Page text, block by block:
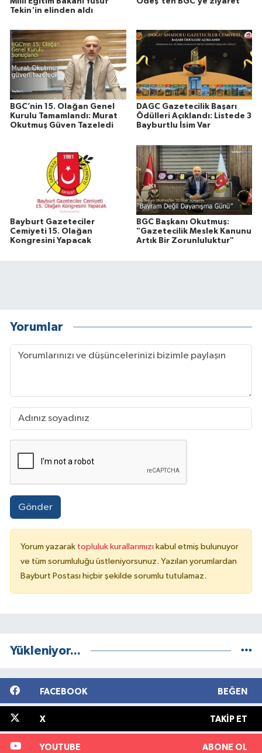
Tekin'in elinden aldı
BGC’nin 15. Olağan Genel
Kurulu Tamamlandı: Murat
Okutmuş Güven Tazeledi
DAGC Gazetecilik Başarı
Ödülleri Açıklandı: Listede 3
Bayburtlu İsim Var
Bayburt Gazeteciler
Cemiyeti 15. Olağan
Kongresini Yapacak
BGC Başkanı Okutmuş:
"Gazetecilik Meslek Kanunu
Artık Bir Zorunluluktur"
Yorumlar
Gönder
Yorum yazarak topluluk kurallarımızı kabul etmiş bulunuyor
ve tüm sorumluluğu üstleniyorsunuz. Yazılan yorumlardan
Bayburt Postası hiçbir şekilde sorumlu tutulamaz.
Yükleniyor...
FACEBOOK BEĞEN
X TAKIP ET
YOUTUBE ABONE OL